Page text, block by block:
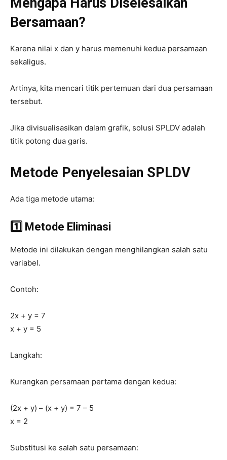
Bersamaan?
Karena nilai x dan y harus memenuhi kedua persamaan
sekaligus.
Artinya, kita mencari titik pertemuan dari dua persamaan
tersebut.
Jika divisualisasikan dalam grafik, solusi SPLDV adalah
titik potong dua garis.
Metode Penyelesaian SPLDV
Ada tiga metode utama:
1️⃣ Metode Eliminasi
Metode ini dilakukan dengan menghilangkan salah satu
variabel.
Contoh:
2x + y = 7
x + y = 5
Langkah:
Kurangkan persamaan pertama dengan kedua:
(2x + y) – (x + y) = 7 – 5
x = 2
Substitusi ke salah satu persamaan: